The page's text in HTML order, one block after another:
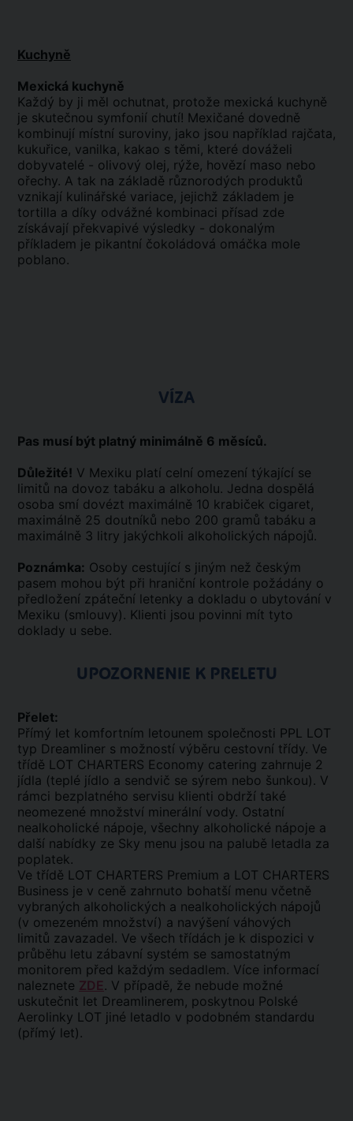
Kuchyně
Mexická kuchyně
Každý by ji měl ochutnat, protože mexická kuchyně
je skutečnou symfonií chutí! Mexičané dovedně
kombinují místní suroviny, jako jsou například rajčata,
kukuřice, vanilka, kakao s těmi, které dováželi
dobyvatelé - olivový olej, rýže, hovězí maso nebo
ořechy. A tak na základě různorodých produktů
vznikají kulinářské variace, jejichž základem je
tortilla a díky odvážné kombinaci přísad zde
získávají překvapivé výsledky - dokonalým
příkladem je pikantní čokoládová omáčka mole
poblano.
VÍZA
Pas musí být platný minimálně 6 měsíců.
Důležité! V Mexiku platí celní omezení týkající se
limitů na dovoz tabáku a alkoholu. Jedna dospělá
osoba smí dovézt maximálně 10 krabiček cigaret,
maximálně 25 doutníků nebo 200 gramů tabáku a
maximálně 3 litry jakýchkoli alkoholických nápojů.
Poznámka: Osoby cestující s jiným než českým
pasem mohou být při hraniční kontrole požádány o
předložení zpáteční letenky a dokladu o ubytování v
Mexiku (smlouvy). Klienti jsou povinni mít tyto
doklady u sebe.
UPOZORNENIE K PRELETU
Přelet:
Přímý let komfortním letounem společnosti PPL LOT
typ Dreamliner s možností výběru cestovní třídy. Ve
třídě LOT CHARTERS Economy catering zahrnuje 2
jídla (teplé jídlo a sendvič se sýrem nebo šunkou). V
rámci bezplatného servisu klienti obdrží také
neomezené množství minerální vody. Ostatní
nealkoholické nápoje, všechny alkoholické nápoje a
další nabídky ze Sky menu jsou na palubě letadla za
poplatek.
Ve třídě LOT CHARTERS Premium a LOT CHARTERS
Business je v ceně zahrnuto bohatší menu včetně
vybraných alkoholických a nealkoholických nápojů
(v omezeném množství) a navýšení váhových
limitů zavazadel. Ve všech třídách je k dispozici v
průběhu letu zábavní systém se samostatným
monitorem před každým sedadlem. Více informací
naleznete ZDE . V případě, že nebude možné
uskutečnit let Dreamlinerem, poskytnou Polské
Aerolinky LOT jiné letadlo v podobném standardu
(přímý let).